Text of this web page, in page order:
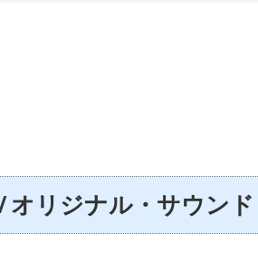
オリジナル・サウン